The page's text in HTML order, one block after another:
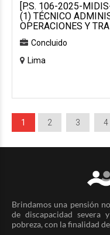
[P.S. 106-2025-
(1) TÉCNICO
OPERACIONES Y
Concluido
Lima
1 2 3 4
Brindamos una pensión
de discapacidad severa
pobreza, con la finalidad